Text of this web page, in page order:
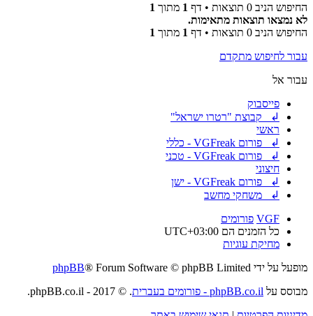
החיפוש הניב 0 תוצאות • דף
1 מתוך 1
לא נמצאו תוצאות מתאימות.
החיפוש הניב 0 תוצאות • דף
1 מתוך 1
עבור לחיפוש מתקדם
עבור אל
פייסבוק
↲ קבוצת "רטרו ישראל"
ראשי
↲ פורום VGFreak - כללי
↲ פורום VGFreak - טכני
חיצוני
↲ פורום VGFreak - ישן
↲ משחקי מחשב
VGF פורומים
כל הזמנים הם UTC+03:00
מחיקת עוגיות
מופעל על ידי
phpBB® Forum Software © phpBB Limited
מבוסס על phpBB.co.il - פורומים בעברית
. © 2017 - phpBB.co.il.